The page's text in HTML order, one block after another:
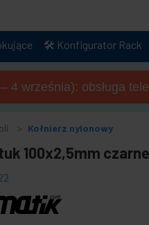
🛠️ Konfigurator Rack
4 września): obsługa
Kołnierz nylonowy
100x2,5mm